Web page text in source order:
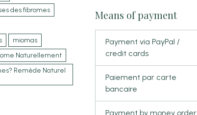
des fibromes
miomas
Naturellement
Remède Naturel
Means of payment
Payment via PayPal /
credit cards
Paiement par carte
bancaire
Payment by money order